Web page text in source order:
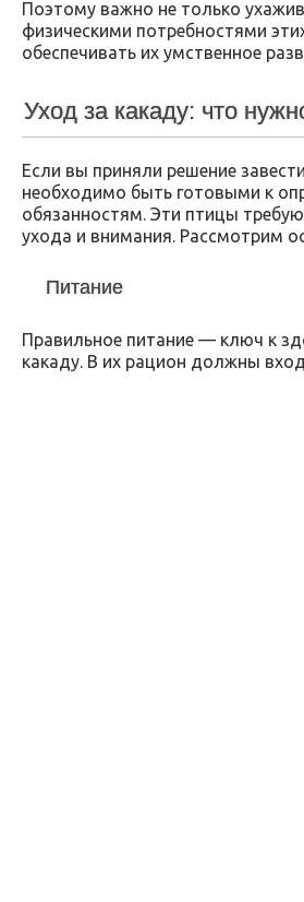
Поэтому важно не только
физическими потребностями
обеспечивать их умственное
Уход за какаду: что
Если вы приняли решение
необходимо быть готовыми к
обязанностям. Эти птицы
ухода и внимания. Рассмотрим
Питание
Правильное питание — ключ к
какаду. В их рацион должны